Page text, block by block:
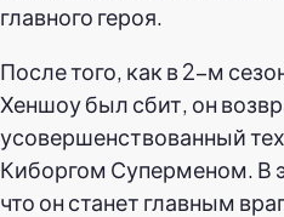
главного героя.
После того, как в 2-м
Хеншоу был сбит, он
усовершенствованный
Киборгом Суперменом. В
что он станет главным